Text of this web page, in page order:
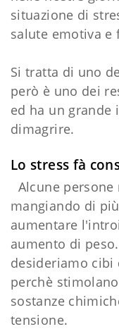
situazione di
salute emotiva e
Si tratta di uno
però è uno dei
ed ha un grande
dimagrire.
Lo stress fà
Alcune
mangiando di
aumentare
aumento di
desideriamo cibi
perchè
sostanze
tensione.